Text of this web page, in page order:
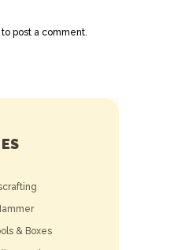
to post a comment.
& Boxes